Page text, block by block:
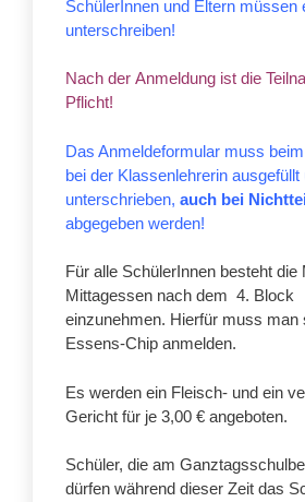
SchülerInnen und Eltern müssen
unterschreiben!
Nach der Anmeldung ist die
Pflicht!
Das Anmeldeformular muss
bei der Klassenlehrerin ausgefüllt
unterschrieben, auch bei
abgegeben werden!
Für alle SchülerInnen besteht die
Mittagessen nach dem 4. Block
einzunehmen. Hierfür muss man
Essens-Chip anmelden.
Es werden ein Fleisch- und ein
Gericht für je 3,00 € angeboten.
Schüler, die am
dürfen während dieser Zeit das